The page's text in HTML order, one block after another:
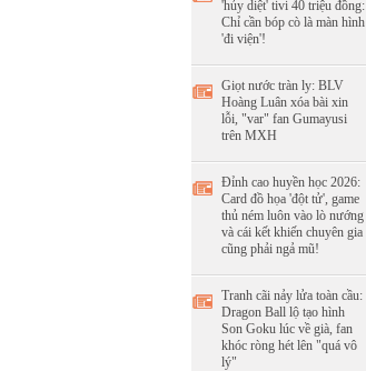
'hủy diệt' tivi 40 triệu đồng:
Chỉ cần bóp cò là màn hình
'đi viện'!
Giọt nước tràn ly: BLV
Hoàng Luân xóa bài xin
lỗi, "var" fan Gumayusi
trên MXH
Đỉnh cao huyền học 2026:
Card đồ họa 'đột tử', game
thủ ném luôn vào lò nướng
và cái kết khiến chuyên gia
cũng phải ngả mũ!
Tranh cãi nảy lửa toàn cầu:
Dragon Ball lộ tạo hình
Son Goku lúc về già, fan
khóc ròng hét lên "quá vô
lý"